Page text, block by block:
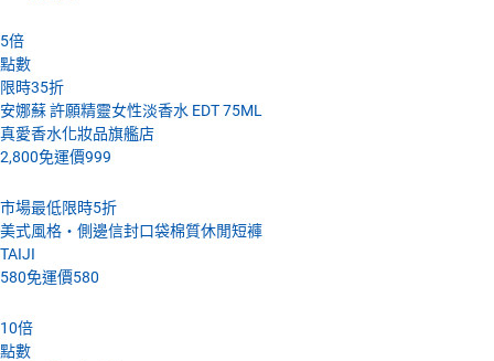
5倍
點數
限時35折
安娜蘇 許願精靈女性淡香水 EDT 75ML
真愛香水化妝品旗艦店
2,800免運價999
市場最低限時5折
美式風格‧側邊信封口袋棉質休閒短褲
TAIJI
580免運價580
10倍
點數